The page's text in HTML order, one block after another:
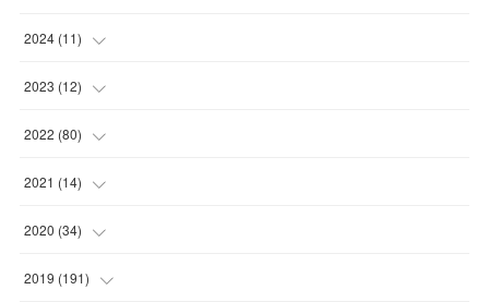
(30 )
(23
(10
(2
(9
(7
(3
2024 (11)
(1
(5
(5
2023 (12)
(5
(7
2022 (80)
(17 )
(8
(7)
2021 (14)
(1
(6)
2020 (34)
(1)
2019 (191)